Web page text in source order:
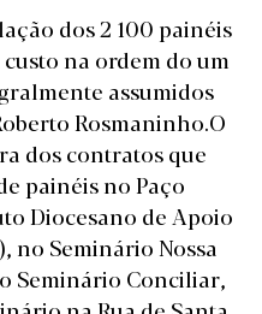
dos 2 100 painéis
na ordem do um
assumidos
Rosmaninho.O
dos contratos que
painéis no Paço
Diocesano de Apoio
no Seminário Nossa
Seminário Conciliar,